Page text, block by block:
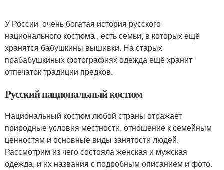
У России очень богатая история русского
национального костюма , есть семьи, в которых ещё
хранятся бабушкины вышивки. На старых
прабабушкиных фотографиях одежда ещё хранит
отпечаток традиции предков.
Русский национальный костюм
Национальный костюм любой страны отражает
природные условия местности, отношение к семейным
ценностям и основные виды занятости людей.
Рассмотрим из чего состояла женская и мужская
одежда, и их названия с подробным описанием и фото.